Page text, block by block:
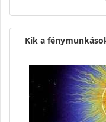
Kik a